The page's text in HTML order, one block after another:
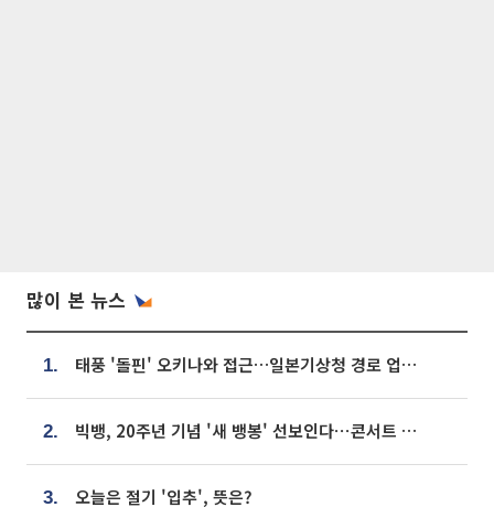
많이 본 뉴스
1. 태풍 '돌핀' 오키나와 접근…일본기상청 경로 업데이트
2. 빅뱅, 20주년 기념 '새 뱅봉' 선보인다⋯콘서트 앞두고 팝업 개최
3. 오늘은 절기 '입추', 뜻은?